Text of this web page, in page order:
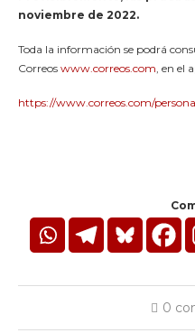
noviembre de 2022.
Toda la información se podrá
Correos www.correos.com, en el
https://www.correos.com/
0